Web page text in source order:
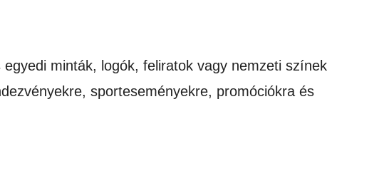
minták, logók, feliratok vagy nemzeti színek
sporteseményekre, promóciókra és